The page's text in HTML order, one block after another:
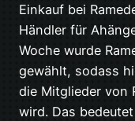
Einkauf bei
Händler für
Woche wurde
gewählt, sodass
die Mitglieder von
wird. Das